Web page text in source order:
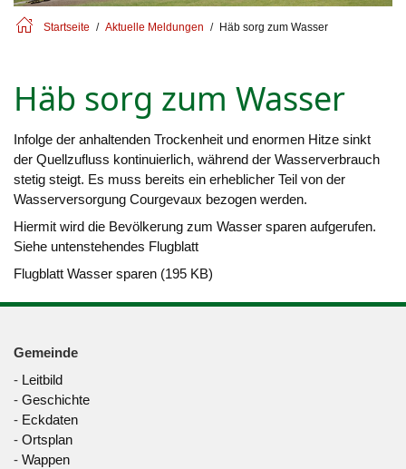
Startseite Aktuelle Meldungen Häb sorg zum Wasser
Häb sorg zum Wasser
Infolge der anhaltenden Trockenheit und enormen Hitze sinkt
der Quellzufluss kontinuierlich, während der Wasserverbrauch
stetig steigt. Es muss bereits ein erheblicher Teil von der
Wasserversorgung Courgevaux bezogen werden.
Hiermit wird die Bevölkerung zum Wasser sparen aufgerufen.
Siehe untenstehendes Flugblatt
Flugblatt Wasser sparen (195 KB)
Gemeinde
- Leitbild
- Geschichte
- Eckdaten
- Ortsplan
- Wappen